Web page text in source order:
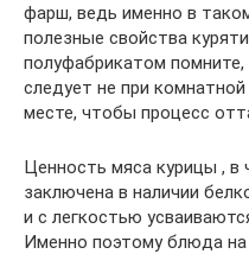
фарш, ведь именно в
полезные свойства
полуфабрикатом
следует не при
месте, чтобы процесс
Ценность мяса курицы , в
заключена в наличии
и с легкостью
Именно поэтому блюда на